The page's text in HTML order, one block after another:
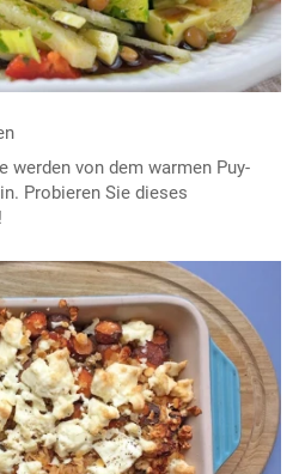
werden von dem warmen Puy-
Probieren Sie dieses